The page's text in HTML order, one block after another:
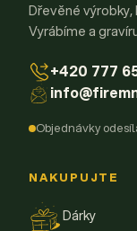
Dřevěné
Vyrábíme a
+420 777
Objednávky
NAKUPUJTE
Dárky